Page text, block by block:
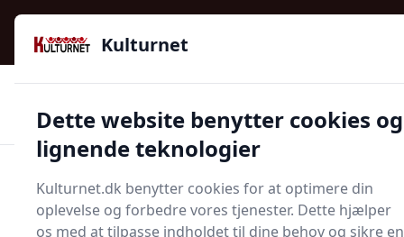
Kulturnet - Alt Det Gode I Livet | Din Kulturguide Siden
2016
97 kategorier 👍Kun godkendte butikker
Start søgning
Start søgning
Kulturnet
Dette website benytter cookies og
lignende teknologier
Kulturnet.dk benytter cookies for at optimere din
oplevelse og forbedre vores tjenester. Dette hjælper
os med at tilpasse indholdet til dine behov og sikre en